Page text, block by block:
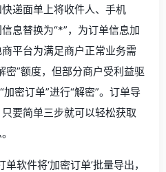
递面单上将收件人、手机
息替换为“*”，为订单信息加
平台为满足商户正常业务需
密”额度，但部分商户受利益驱
密订单”进行“解密”。订单导
要简单三步就可以轻松获取
软件将‘加密订单’批量导出，